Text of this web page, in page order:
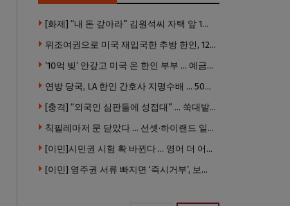
[화제] “내 돈 갚아라” 김원석씨 자택 앞 1인 광대 시위 … 한인 투자사, “108만 달러 못받아”
위조여권으로 미국 재입국한 추방 한인, 120만 달러 은행 사기 행각
’10억 빚’ 안갚고 미국 온 한인 부부 … 예금보험공사, 미국서 소송
연방 당국, LA 한인 간호사 지명수배 … 500만 달러 메디캐어 사기, 선고 직전 한국 도주
[충격] “외국인 심판들에 성접대” … 쑥대밭된 축협 어디까지 추락하나
칙필레마저 문 닫았다 … 선셋·하이랜드 일대 ‘황량한 거리’로
[이민]시민권 시험 확 바뀐다 … 영어 더 어렵게, 민간시험 도입 추진
[이민] 영주권 서류 빠지면 ‘즉시거부’, 보완기회 없다 … 이민심사 8월부터 확 바뀐다